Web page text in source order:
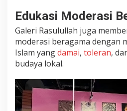
Edukasi Moderasi
Galeri Rasulullah juga
moderasi beragama dengan
Islam yangdamai, toleran,
budaya lokal.